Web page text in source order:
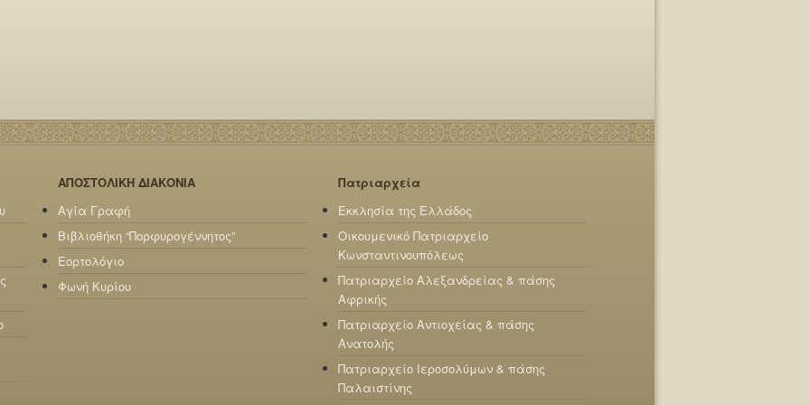
ΑΠΟΣΤΟΛΙΚΗ ΔΙΑΚΟΝΙΑ
Αγία Γραφή
Βιβλιοθήκη “Πορφυρογέννητος”
Εορτολόγιο
Φωνή Κυρίου
Πατριαρχεία
Εκκλησία της Ελλάδος
Οικουμενικό Πατριαρχείο
Κωνσταντινουπόλεως
Πατριαρχείο Αλεξανδρείας & πάσης
Αφρικής
Πατριαρχείο Αντιοχείας & πάσης
Ανατολής
Πατριαρχείο Ιεροσολύμων & πάσης
Παλαιστίνης